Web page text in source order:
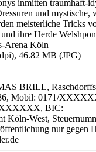
inmitten traumhaft-
und mystische,
meisterliche Tricks
ihre Herde
Arena Köln
46.82 MB (JPG)
BRILL,
Mobil: 0171/
BIC:
West,
nur gegen